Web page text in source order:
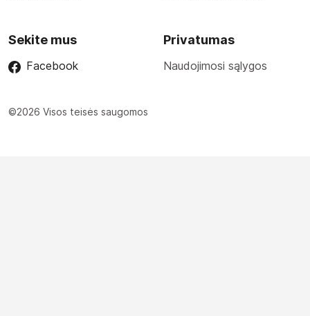
Sekite mus
Facebook
Privatumas
Naudojimosi sąlygos
©2026 Visos teisės saugomos